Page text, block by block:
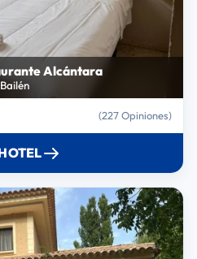
Alcántara
Bailén
(227 Opiniones)